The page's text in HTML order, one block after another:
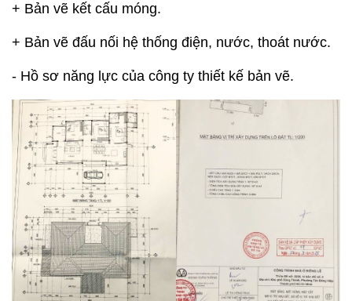
+ Bản vẽ kết cấu móng.
+ Bản vẽ đấu nối hệ thống điện, nước, thoát nước.
- Hồ sơ năng lực của công ty thiết kế bản vẽ.